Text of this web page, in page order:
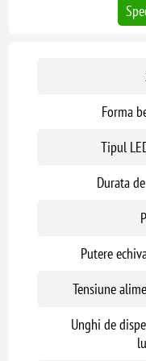
Forma
Tipul
Durata
Putere
Tensiune
Unghi de